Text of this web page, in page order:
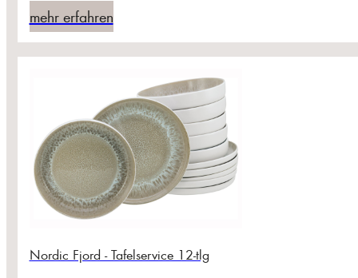
mehr erfahren
Nordic Fjord - Tafelservice 12-tlg